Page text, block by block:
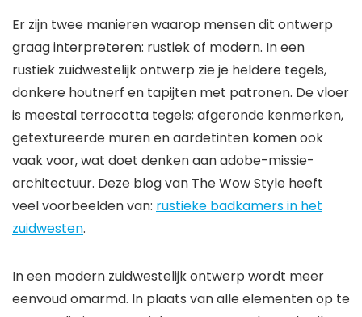
Er zijn twee manieren waarop mensen dit ontwerp
graag interpreteren: rustiek of modern. In een
rustiek zuidwestelijk ontwerp zie je heldere tegels,
donkere houtnerf en tapijten met patronen. De vloer
is meestal terracotta tegels; afgeronde kenmerken,
getextureerde muren en aardetinten komen ook
vaak voor, wat doet denken aan adobe-missie-
architectuur. Deze blog van The Wow Style heeft
veel voorbeelden van: rustieke badkamers in het
zuidwesten.
In een modern zuidwestelijk ontwerp wordt meer
eenvoud omarmd. In plaats van alle elementen op te